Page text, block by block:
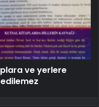
ve yerlere
edilemez